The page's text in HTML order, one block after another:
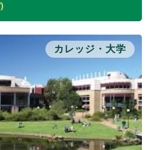
カレッジ・大学